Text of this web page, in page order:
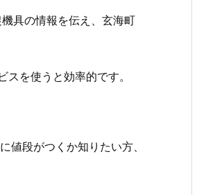
具の情報を伝え、玄海町
を使うと効率的です。
値段がつくか知りたい方、